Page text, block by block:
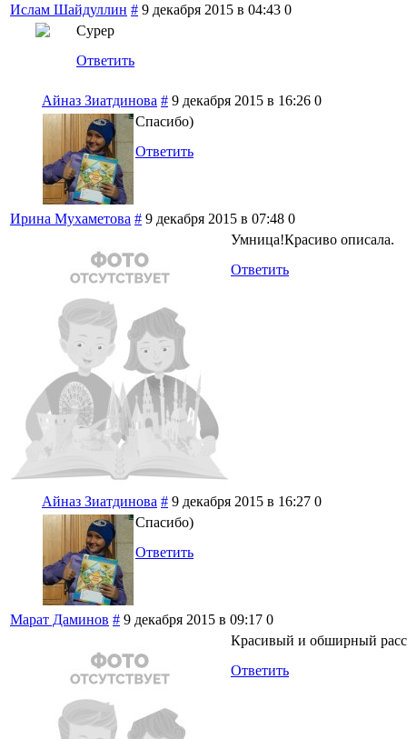
Ислам Шайдуллин # 9 декабря 2015 в 04:43 0
Сурер
Ответить
Айназ Зиатдинова # 9 декабря 2015 в 16:26 0
Спасибо)
Ответить
Ирина Мухаметова # 9 декабря 2015 в 07:48 0
Умница!Красиво описала.
Ответить
Айназ Зиатдинова # 9 декабря 2015 в 16:27 0
Спасибо)
Ответить
Марат Даминов # 9 декабря 2015 в 09:17 0
Красивый и обширный
Ответить